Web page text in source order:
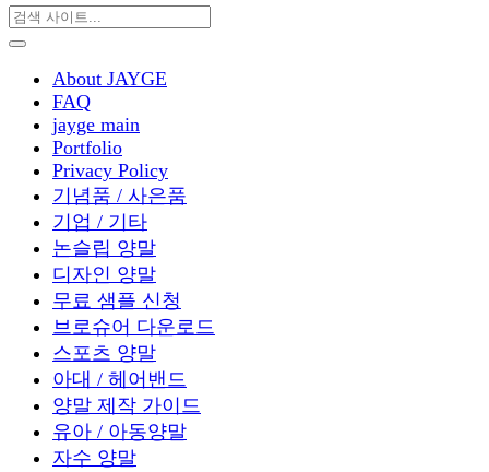
About JAYGE
FAQ
jayge main
Portfolio
Privacy Policy
기념품 / 사은품
기업 / 기타
논슬립 양말
디자인 양말
무료 샘플 신청
브로슈어 다운로드
스포츠 양말
아대 / 헤어밴드
양말 제작 가이드
유아 / 아동양말
자수 양말